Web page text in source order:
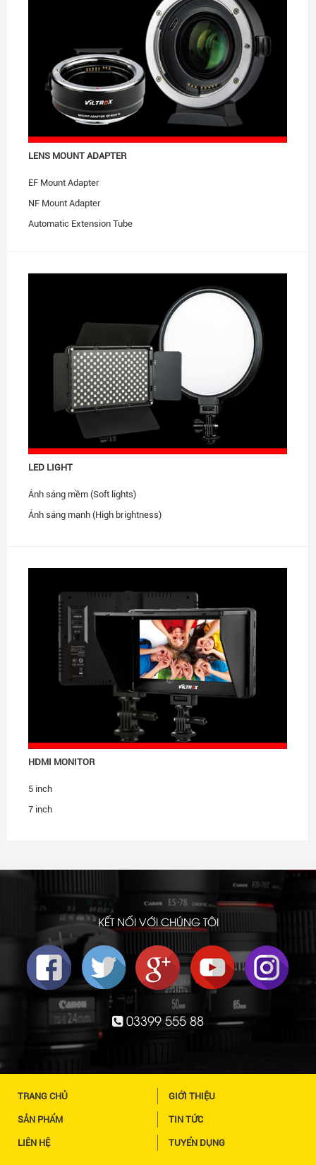
LENS MOUNT ADAPTER
EF Mount Adapter
NF Mount Adapter
Automatic Extension Tube
LED LIGHT
Ánh sáng mềm (Soft lights)
Ánh sáng mạnh (High brightness)
HDMI MONITOR
5 inch
7 inch
KẾT NỐI VỚI CHÚNG TÔI
03399 555 88
TRANG CHỦ GIỚI THIỆU
SẢN PHẨM TIN TỨC
LIÊN HỆ TUYỂN DỤNG